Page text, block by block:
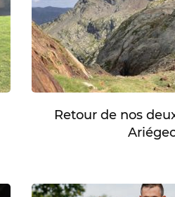
Retour de nos